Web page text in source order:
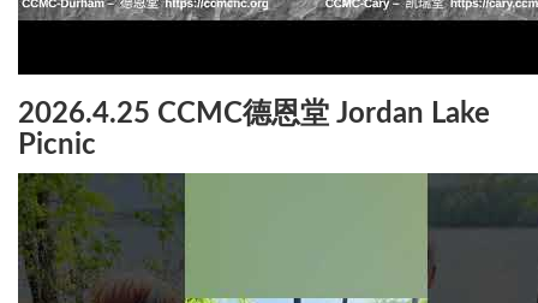
2026.4.25 CCMC德恩堂 Jordan Lake
Picnic